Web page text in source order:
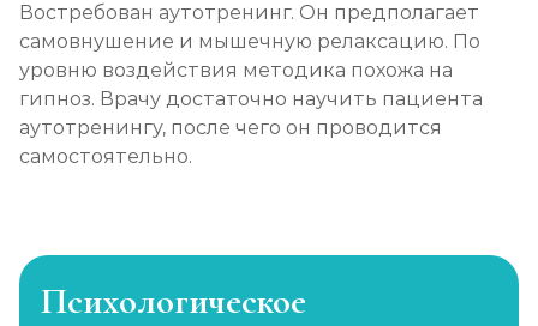
Востребован аутотренинг. Он предполагает
самовнушение и мышечную релаксацию. По
уровню воздействия методика похожа на
гипноз. Врачу достаточно научить пациента
аутотренингу, после чего он проводится
самостоятельно.
Психологическое